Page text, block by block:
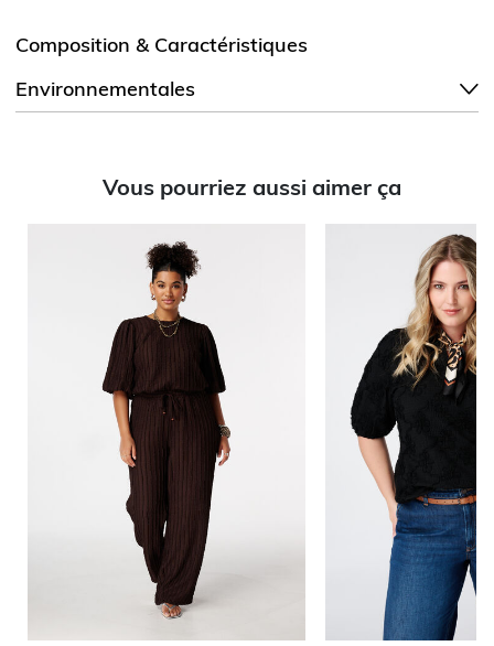
Composition & Caractéristiques
Environnementales
Vous pourriez aussi aimer ça